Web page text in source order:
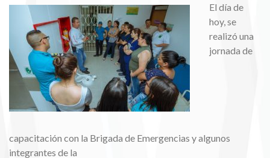
El día de
hoy, se
realizó una
jornada de
capacitación con la Brigada de Emergencias y algunos
integrantes de la